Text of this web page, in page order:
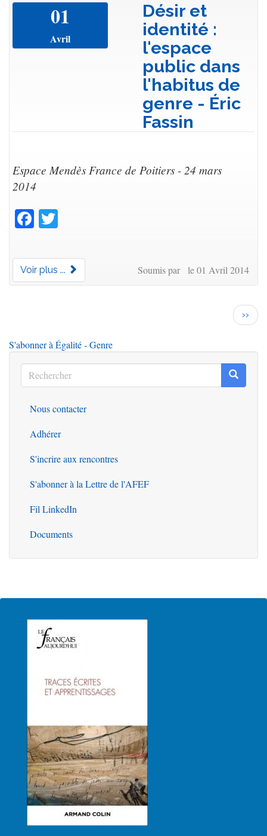
01
Avril
Désir et
identité :
l'espace
public dans
l'habitus de
genre - Éric
Fassin
Espace Mendès France de Poitiers - 24 mars
2014
Facebook
Voir plus ... Soumis par le 01 Avril 2014
Page
››
S'abonner à Égalité - Genre
Rechercher
Rechercher
Outils
Nous contacter
Adhérer
S'incrire aux rencontres
S'abonner à la Lettre de l'AFEF
Fil LinkedIn
Documents